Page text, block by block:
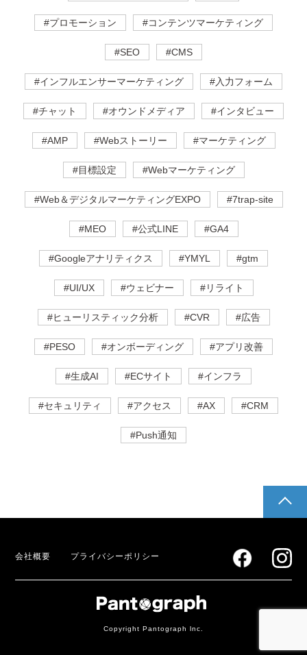
#プロモーション #コンテンツマーケティング
#SEO #CMS
#インフルエンサーマーケティング #入力フォーム
#チャット #オウンドメディア #インタビュー
#AMP #Webストーリー #マーケティング
#目標設定 #Webマーケティング
#Web＆デジタルマーケティングEXPO #7trap-site
#MEO #公式LINE #GA4
#Googleアナリティクス #YMYL #gtm
#UI/UX #ウェビナー #リライト
#ヒューリスティック分析 #CVR #広告
#PESO #オンボーディング #アプリ改善
#生成AI #ECサイト #インフラ
#セキュリティ #アクセス #AX #CRM
#Push通知
会社概要 プライバシーポリシー
Copyright Pantograph lnc.